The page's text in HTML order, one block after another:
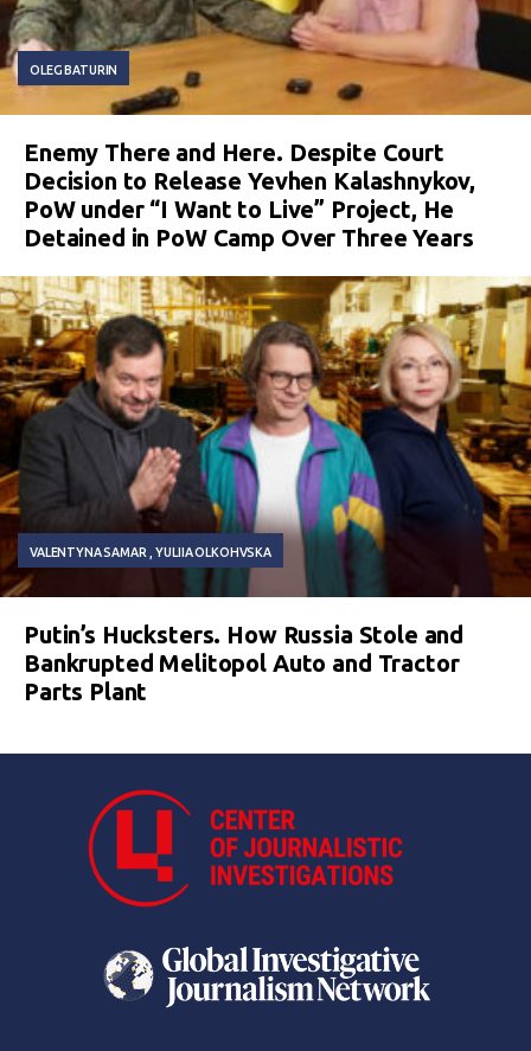
OLEG BATURIN
Enemy There and Here. Despite Court
Decision to Release Yevhen Kalashnykov,
PoW under “I Want to Live” Project, He
Detained in PoW Camp Over Three Years
VALENTYNA SAMAR YULIIA OLKOHVSKA
Putin’s Hucksters. How Russia Stole and
Bankrupted Melitopol Auto and Tractor
Parts Plant